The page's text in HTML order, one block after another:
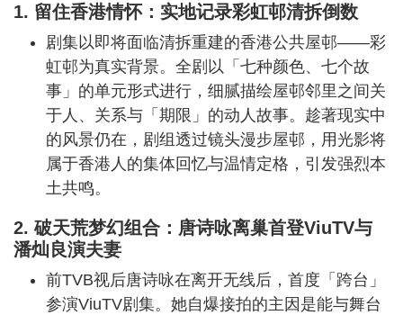
1. 留住香港情怀：实地记录彩虹邨清拆倒数
剧集以即将面临清拆重建的香港公共屋邨——彩
虹邨为真实背景。全剧以「七种颜色、七个故
事」的单元形式进行，细腻描绘屋邨邻里之间关
于人、关系与「期限」的动人故事。趁著现实中
的风景仍在，剧组透过镜头漫步屋邨，用光影将
属于香港人的集体回忆与温情定格，引发强烈本
土共鸣。
2. 破天荒梦幻组合：唐诗咏离巢首登ViuTV与
潘灿良演夫妻
前TVB视后唐诗咏在离开无线后，首度「跨台」
参演ViuTV剧集。她自爆接拍的主因是能与舞台